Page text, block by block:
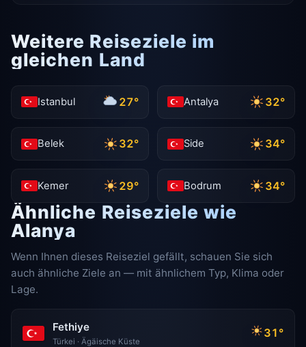
Weitere Reiseziele im
gleichen Land
Istanbul 27° Antalya 32°
Belek 32° Side 34°
Kemer 29° Bodrum 34°
Ähnliche Reiseziele wie
Alanya
Wenn Ihnen dieses Reiseziel gefällt, schauen Sie sich
auch ähnliche Ziele an — mit ähnlichem Typ, Klima oder
Lage.
Fethiye
Türkei · Ägäische Küste
31°